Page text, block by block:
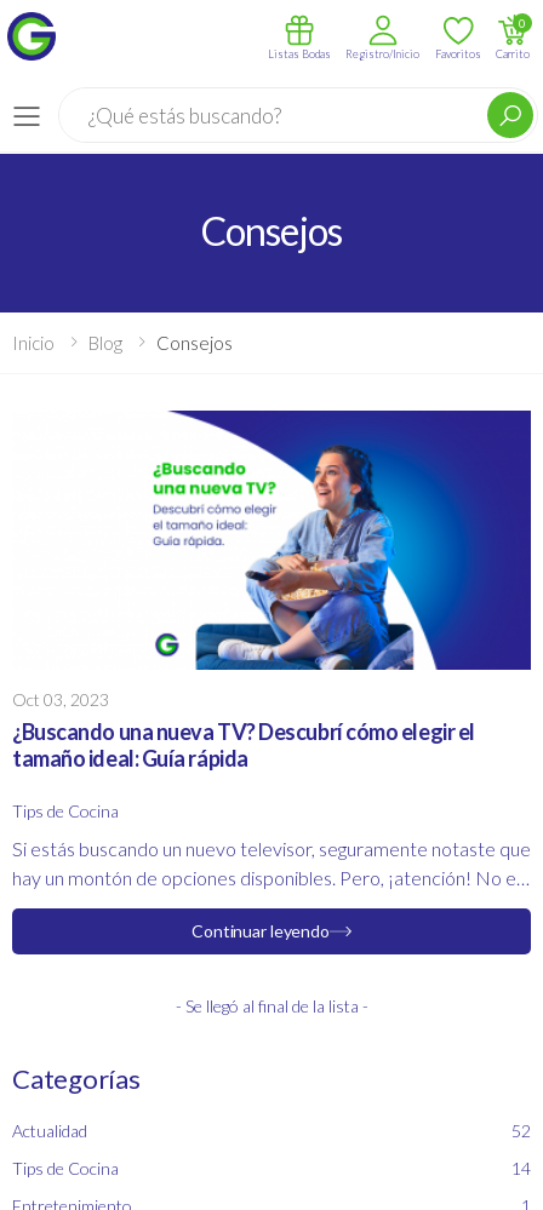
Menú
Listas Bodas Registro/Inicio Favoritos Carrito
0
Consejos
Inicio Blog Consejos
Oct 03, 2023
¿Buscando una nueva TV? Descubrí cómo elegir el
tamaño ideal: Guía rápida
Tips de Cocina
Si estás buscando un nuevo televisor, seguramente notaste que
hay un montón de opciones disponibles. Pero, ¡atención! No es
solo una cuestión de "mientras más grande es mejor". Hay
algunos trucos y consejos para asegurarte de que estás
Continuar leyendo
- Se llegó al final de la lista -
Categorías
Actualidad
52
Tips de Cocina
14
Entretenimiento
1